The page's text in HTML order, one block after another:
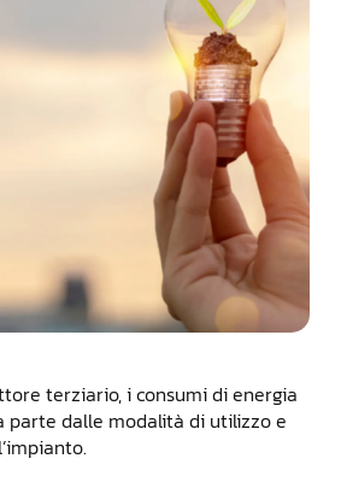
terziario, i consumi di energia
parte dalle modalità di utilizzo e